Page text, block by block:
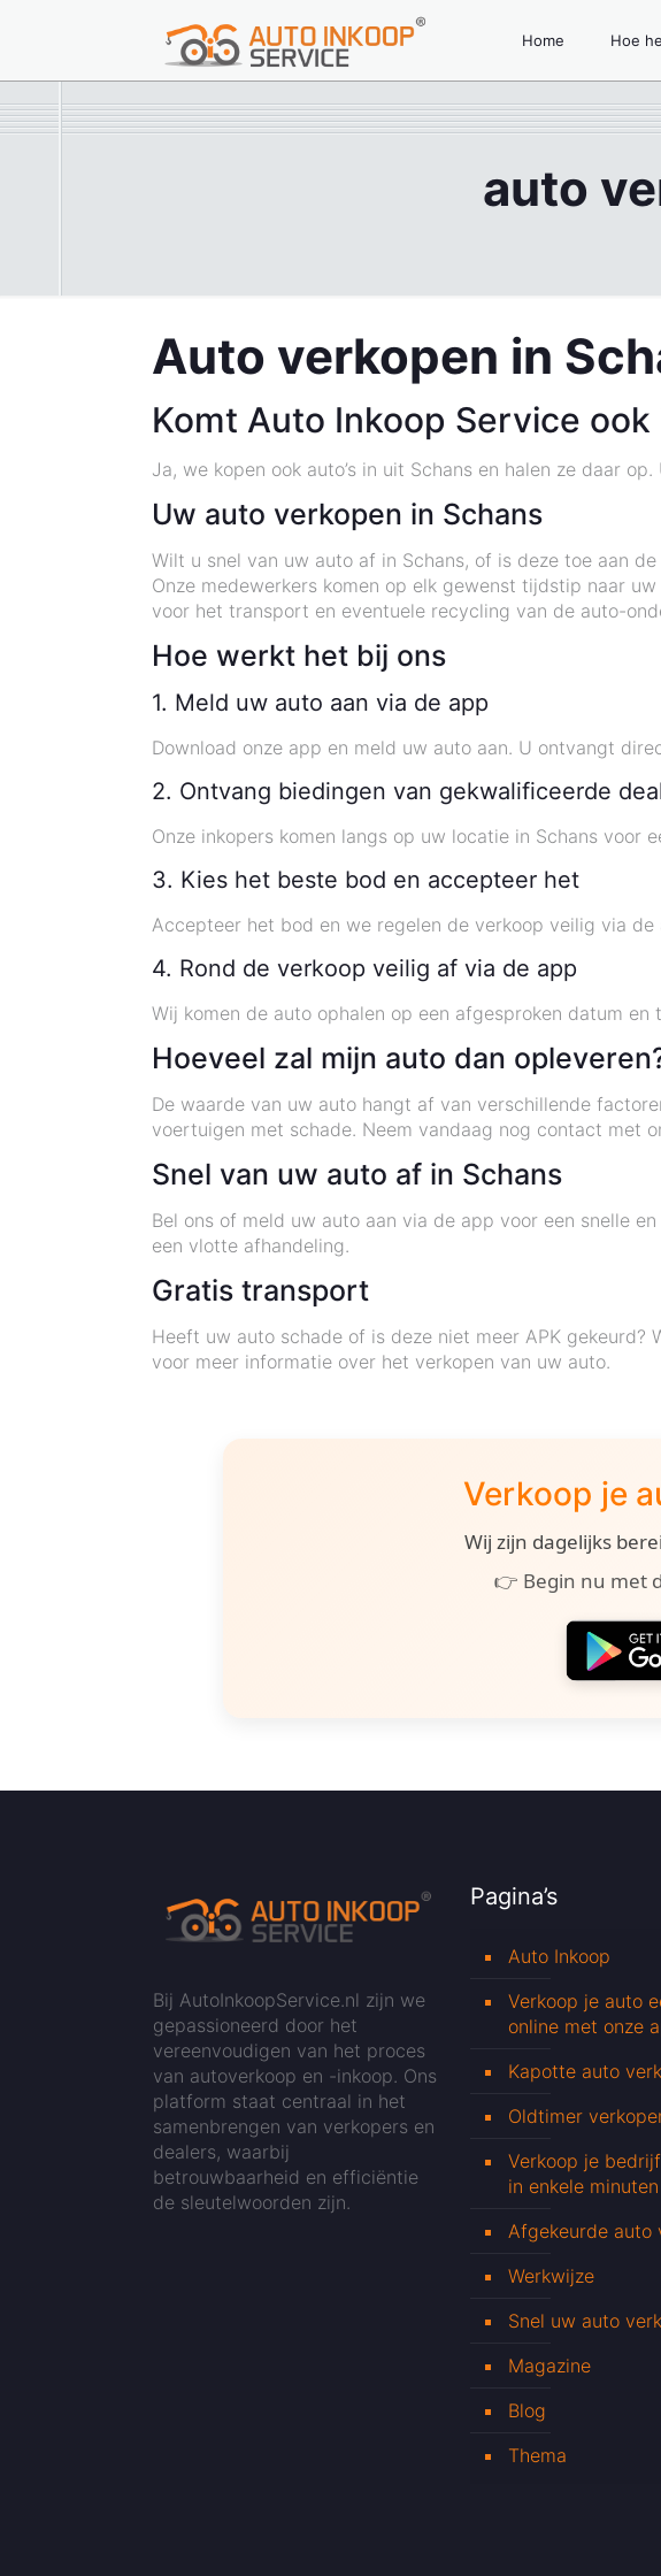
Home Hoe
auto
Auto verkopen in
Komt Auto Inkoop Service ook
Ja, we kopen ook auto’s in uit Schans en halen ze daar
Uw auto verkopen in Schans
Wilt u snel van uw auto af in Schans, of is deze toe aan
Onze medewerkers komen op elk gewenst tijdstip naar
voor het transport en eventuele recycling van de auto-
Hoe werkt het bij ons
1. Meld uw auto aan via de app
Download onze app en meld uw auto aan. U ontvangt
2. Ontvang biedingen van gekwalificeerde
Onze inkopers komen langs op uw locatie in Schans voor
3. Kies het beste bod en accepteer het
Accepteer het bod en we regelen de verkoop veilig via de
4. Rond de verkoop veilig af via de app
Wij komen de auto ophalen op een afgesproken datum
Hoeveel zal mijn auto dan
De waarde van uw auto hangt af van verschillende
voertuigen met schade. Neem vandaag nog contact met
Snel van uw auto af in Schans
Bel ons of meld uw auto aan via de app voor een snelle
een vlotte afhandeling.
Gratis transport
Heeft uw auto schade of is deze niet meer APK
voor meer informatie over het verkopen van uw auto.
Verkoop je
Wij zijn dagelijks
👉 Begin nu met
Bij AutoInkoopService.nl zijn we
gepassioneerd door het
vereenvoudigen van het proces
van autoverkoop en -inkoop. Ons
platform staat centraal in het
samenbrengen van verkopers en
dealers, waarbij
betrouwbaarheid en efficiëntie
de sleutelwoorden zijn.
Pagina’s
Auto Inkoop
Verkoop je auto
online met onze
Kapotte auto
Oldtimer
Verkoop je
in enkele minuten
Afgekeurde auto
Werkwijze
Snel uw auto
Magazine
Blog
Thema